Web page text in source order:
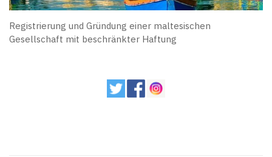
Registrierung und Gründung einer maltesischen
Gesellschaft mit beschränkter Haftung